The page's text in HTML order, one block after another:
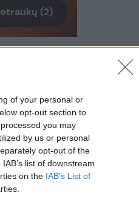
of your personal or
opt-out section to
you may
by us or personal
opt-out of the
list of downstream
on the IAB’s List of
(2)